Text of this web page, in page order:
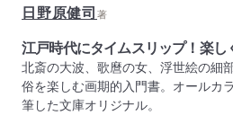
日野原健司著
江戸時代にタイムスリップ！楽し
北斎の大波、歌麿の女、浮世絵の細
俗を楽しむ画期的入門書。オールカ
筆した文庫オリジナル。